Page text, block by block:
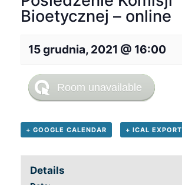
Bioetycznej – online
15 grudnia, 2021 @ 16:00
+ GOOGLE CALENDAR + ICAL EXPORT
Details